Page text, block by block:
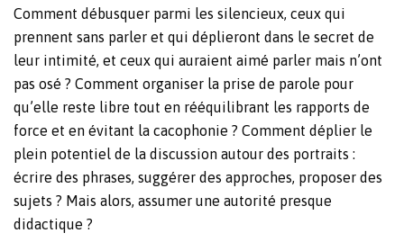
Comment débusquer parmi les silencieux, ceux qui
prennent sans parler et qui déplieront dans le secret de
leur intimité, et ceux qui auraient aimé parler mais n’ont
pas osé ? Comment organiser la prise de parole pour
qu’elle reste libre tout en rééquilibrant les rapports de
force et en évitant la cacophonie ? Comment déplier le
plein potentiel de la discussion autour des portraits :
écrire des phrases, suggérer des approches, proposer des
sujets ? Mais alors, assumer une autorité presque
didactique ?